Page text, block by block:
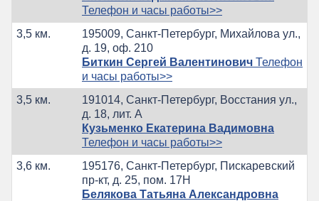
Телефон и часы работы>>
3,5 км.
195009, Санкт-Петербург, Михайлова ул.,
д. 19, оф. 210
Биткин Сергей Валентинович Телефон
и часы работы>>
3,5 км.
191014, Санкт-Петербург, Восстания ул.,
д. 18, лит. А
Кузьменко Екатерина Вадимовна
Телефон и часы работы>>
3,6 км.
195176, Санкт-Петербург, Пискаревский
пр-кт, д. 25, пом. 17Н
Белякова Татьяна Александровна